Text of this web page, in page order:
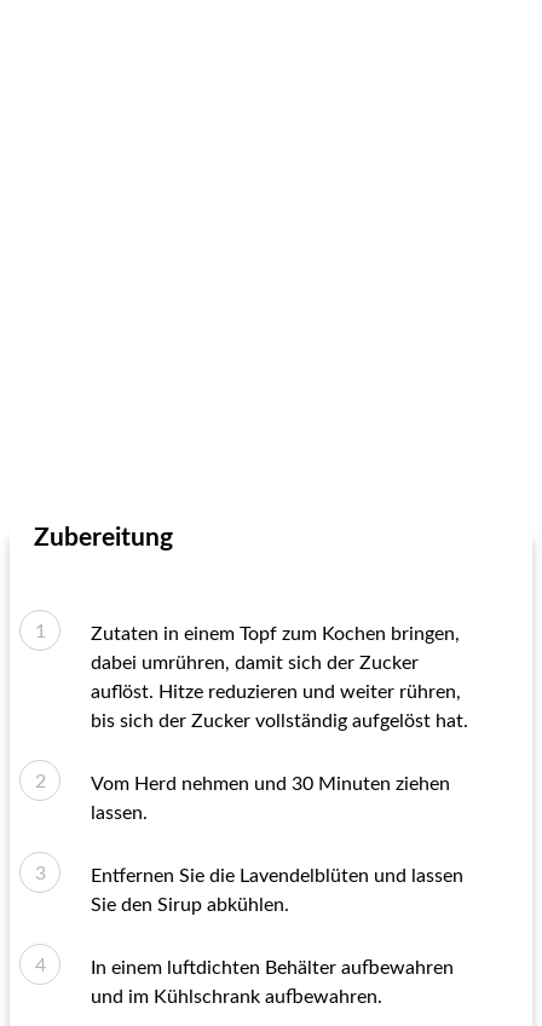
Zubereitung
Zutaten in einem Topf zum Kochen bringen,
dabei umrühren, damit sich der Zucker
auflöst. Hitze reduzieren und weiter rühren,
bis sich der Zucker vollständig aufgelöst hat.
Vom Herd nehmen und 30 Minuten ziehen
lassen.
Entfernen Sie die Lavendelblüten und lassen
Sie den Sirup abkühlen.
In einem luftdichten Behälter aufbewahren
und im Kühlschrank aufbewahren.